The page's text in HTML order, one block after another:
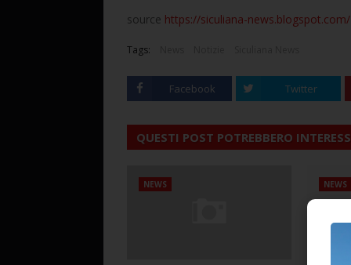
source https://siculiana-
Tags:
Facebook Twitter
QUESTI POST POTREBBERO
NEWS NEWS